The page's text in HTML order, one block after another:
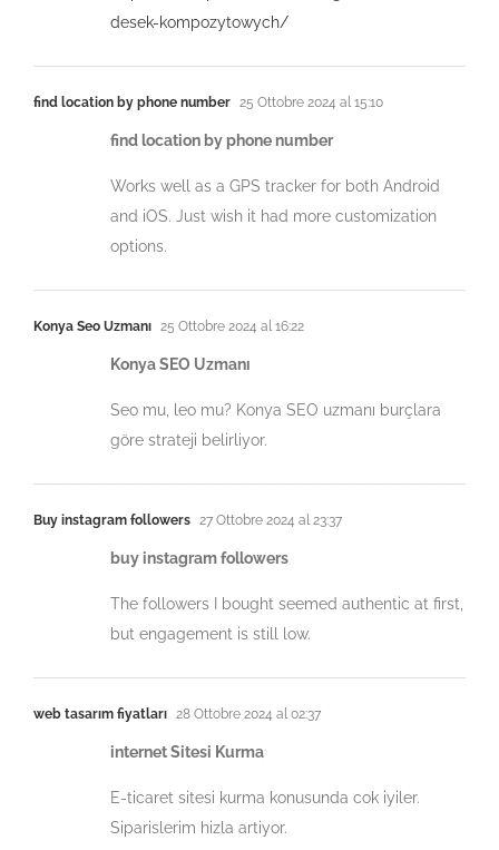
desek-kompozytowych/
find location by phone number 25 Ottobre 2024 al 15:10
find location by phone number
Works well as a GPS tracker for both Android
and iOS. Just wish it had more customization
options.
Konya Seo Uzmanı 25 Ottobre 2024 al 16:22
Konya SEO Uzmanı
Seo mu, leo mu? Konya SEO uzmanı burçlara
göre strateji belirliyor.
Buy instagram followers 27 Ottobre 2024 al 23:37
buy instagram followers
The followers I bought seemed authentic at first,
but engagement is still low.
web tasarım fiyatları 28 Ottobre 2024 al 02:37
internet Sitesi Kurma
E-ticaret sitesi kurma konusunda cok iyiler.
Siparislerim hizla artiyor.